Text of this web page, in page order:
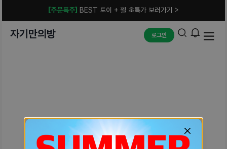
[주문폭주] BEST 토이 + 젤 초특가 보러가기 >
자기만의방 로그인